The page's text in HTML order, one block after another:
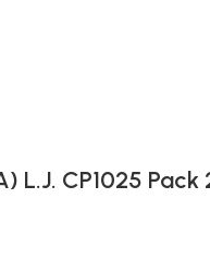
L.J. CP1025